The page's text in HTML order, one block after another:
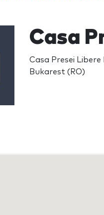
Casa
Casa Presei Libere
Bukarest (RO)